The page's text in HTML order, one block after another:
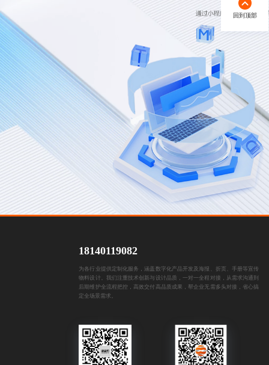
回到顶部
18140119082
为各行业提供定制化服务，涵盖数字化产品开发及海报、折页、手册等宣传
物料设计。我们注重技术创新与设计品质，一对一全程对接，从需求沟通到
后期维护全流程把控，高效交付高品质成果，帮企业无需多头对接，省心搞
定全场景需求。